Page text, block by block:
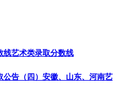
线艺术类录取分数线
告（四）安徽、山东、河南艺